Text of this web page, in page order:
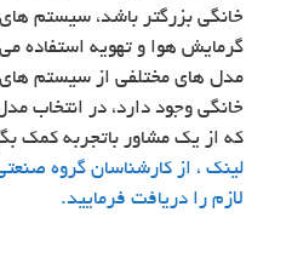
خانگی بزرگتر باشد، سیستم
گرمایش هوا و تهویه استفاده
مدل های مختلفی از سیستم
خانگی وجود دارد، در انتخاب
که از یک مشاور باتجربه کمک
لینک ، از کارشناسان گروه
لازم را دریافت فرمایید.